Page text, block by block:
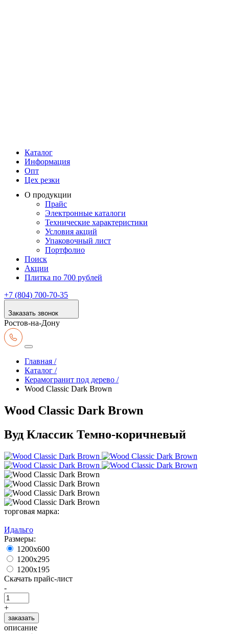
Каталог
Информация
Опт
Цех резки
О продукции
Прайс
Электронные каталоги
Технические характеристики
Условия акций
Упаковочный лист
Портфолио
Поиск
Акции
Плитка по 700 рублей
+7 (804) 700-70-35
Заказать звонок
Ростов-на-Дону
Главная /
Каталог /
Керамогранит под дерево /
Wood Classic Dark Brown
Wood Classic Dark Brown
Вуд Классик Темно-коричневый
торговая марка:
Идальго
Размеры:
1200х600
1200х295
1200х195
Скачать прайс-лист
-
+
заказать
описание